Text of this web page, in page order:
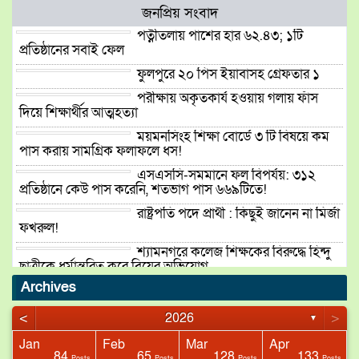
জনপ্রিয় সংবাদ
পত্নীতলায় পাশের হার ৬২.৪৩; ১টি
প্রতিষ্ঠানের সবাই ফেল
ফুলপুরে ২০ পিস ইয়াবাসহ গ্রেফতার ১
পরীক্ষায় অকৃতকার্য হওয়ায় গলায় ফাঁস
দিয়ে শিক্ষার্থীর আত্মহত্যা
ময়মনসিংহ শিক্ষা বোর্ডে ৩ টি বিষয়ে কম
পাস করায় সামগ্রিক ফলাফলে ধস!
এসএসসি-সমমানে ফল বিপর্যয়: ৩১২
প্রতিষ্ঠানে কেউ পাস করেনি, শতভাগ পাস ৬৬৯টিতে!
রাষ্ট্রপতি পদে প্রার্থী : কিছুই জানেন না মির্জা
ফখরুল!
শ্যামনগরে কলেজ শিক্ষকের বিরুদ্ধে হিন্দু
ছাত্রীকে ধর্মান্তরিত করে বিয়ের অভিযোগ
উপকরণসহ নারী আটক
পত্নীতলায় পুলিশের মাদকবিরোধী
অভিযানে ৪ জন গ্রেফতার
Archives
<
2026 ▼ >
Jan Feb Mar Apr